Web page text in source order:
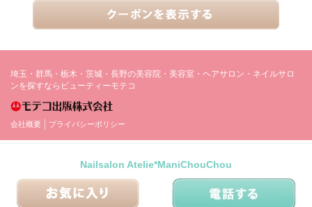
Nailsalon Atelie*ManiChouChou
埼玉・群馬・栃木・茨城・長野の美容院・美容室・ヘアサロン・ネイルサロ
ンを探すならビューティーモテコ
会社概要 プライバシーポリシー